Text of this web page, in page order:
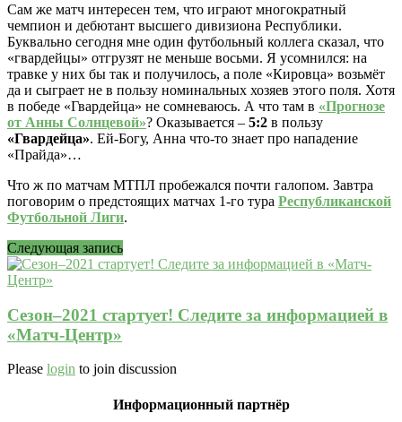
Сам же матч интересен тем, что играют многократный
чемпион и дебютант высшего дивизиона Республики.
Буквально сегодня мне один футбольный коллега сказал, что
«гвардейцы» отгрузят не меньше восьми. Я усомнился: на
травке у них бы так и получилось, а поле «Кировца» возьмёт
да и сыграет не в пользу номинальных хозяев этого поля. Хотя
в победе «Гвардейца» не сомневаюсь. А что там в «Прогнозе
от Анны Солнцевой»? Оказывается – 5:2 в пользу
«Гвардейца». Ей-Богу, Анна что-то знает про нападение
«Прайда»…
Что ж по матчам МТПЛ пробежался почти галопом. Завтра
поговорим о предстоящих матчах 1-го тура Республиканской
Футбольной Лиги.
Следующая запись
Сезон–2021 стартует! Следите за информацией в
«Матч-Центр»
Please login to join discussion
Информационный партнёр